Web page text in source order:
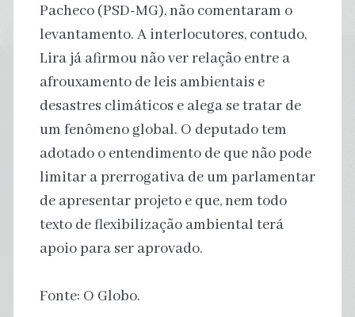
Pacheco (PSD-MG), não comentaram o
levantamento. A interlocutores, contudo,
Lira já afirmou não ver relação entre a
afrouxamento de leis ambientais e
desastres climáticos e alega se tratar de
um fenômeno global. O deputado tem
adotado o entendimento de que não pode
limitar a prerrogativa de um parlamentar
de apresentar projeto e que, nem todo
texto de flexibilização ambiental terá
apoio para ser aprovado.
Fonte: O Globo.